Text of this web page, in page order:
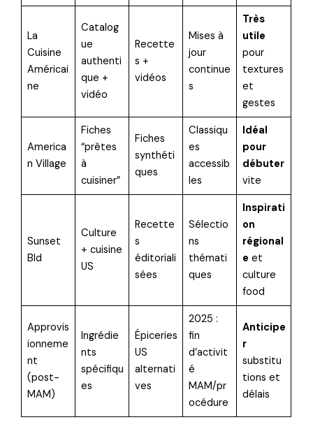
La
Cuisine
Américai
ne
Catalog
ue
authenti
que +
vidéo
Recette
s +
vidéos
Mises à
jour
continue
s
Très
utile
pour
textures
et
gestes
America
n Village
Fiches
“prêtes
à
cuisiner”
Fiches
synthéti
ques
Classiqu
es
accessib
les
Idéal
pour
débuter
vite
Sunset
Bld
Culture
+ cuisine
US
Recette
s
éditoriali
sées
Sélectio
ns
thémati
ques
Inspirati
on
régional
e et
culture
food
Approvis
ionneme
nt
(post-
MAM)
Ingrédie
nts
spécifiqu
es
Épiceries
US
alternati
ves
2025 :
fin
d’activit
é
MAM/pr
océdure
Anticipe
r
substitu
tions et
délais